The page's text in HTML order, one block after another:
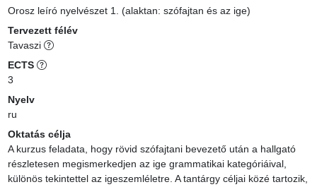
Orosz leíró nyelvészet 1. (alaktan: szófajtan és az ige)
Tervezett félév
Tavaszi
ECTS
3
Nyelv
ru
Oktatás célja
A kurzus feladata, hogy rövid szófajtani bevezető után a hallgató
részletesen megismerkedjen az ige grammatikai kategóriáival,
különös tekintettel az igeszemléletre. A tantárgy céljai közé tartozik,